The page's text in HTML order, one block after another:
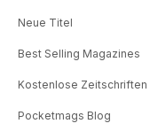
Neue Titel
Best Selling Magazines
Kostenlose Zeitschriften
Pocketmags Blog